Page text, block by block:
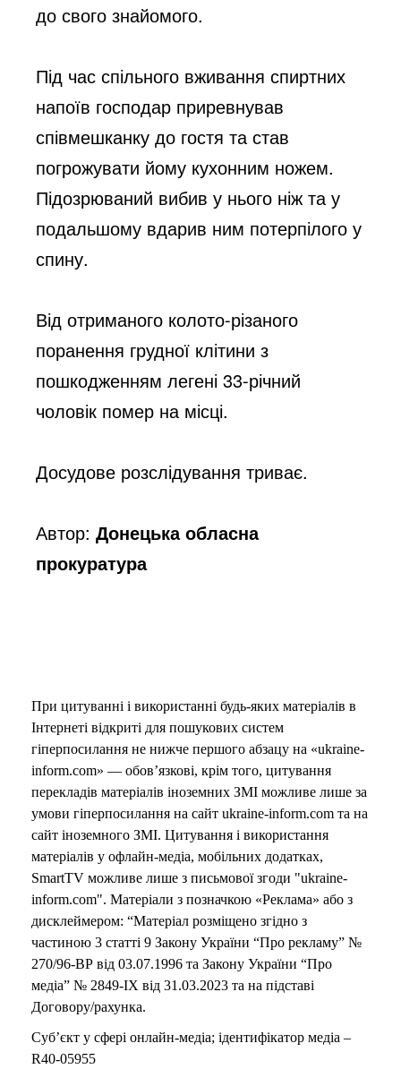
до свого знайомого.
Під час спільного вживання спиртних
напоїв господар приревнував
співмешканку до гостя та став
погрожувати йому кухонним ножем.
Підозрюваний вибив у нього ніж та у
подальшому вдарив ним потерпілого у
спину.
Від отриманого колото-різаного
поранення грудної клітини з
пошкодженням легені 33-річний
чоловік помер на місці.
Досудове розслідування триває.
Автор:Донецька обласна
прокуратура
При цитуванні і використанні будь-яких матеріалів в
Інтернеті відкриті для пошукових систем
гіперпосилання не нижче першого абзацу на «ukraine-
inform.com» — обов’язкові, крім того, цитування
перекладів матеріалів іноземних ЗМІ можливе лише за
умови гіперпосилання на сайт ukraine-inform.com та на
сайт іноземного ЗМІ. Цитування і використання
матеріалів у офлайн-медіа, мобільних додатках,
SmartTV можливе лише з письмової згоди "ukraine-
inform.com". Матеріали з позначкою «Реклама» або з
дисклеймером: “Матеріал розміщено згідно з
частиною 3 статті 9 Закону України “Про рекламу” №
270/96-ВР від 03.07.1996 та Закону України “Про
медіа” № 2849-IX від 31.03.2023 та на підставі
Договору/рахунка.
Суб’єкт у сфері онлайн-медіа; ідентифікатор медіа –
R40-05955